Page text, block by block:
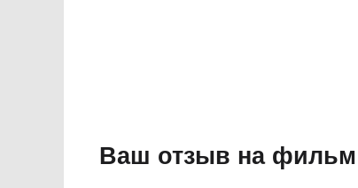
Ваш отзыв на фильм